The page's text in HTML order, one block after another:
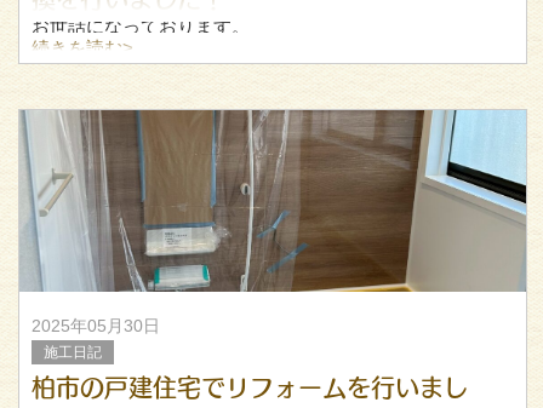
お世話になっております。
グリーン住設の代表、菅谷と申します！
先日松戸市で松戸市でキッチン、洗面化粧台、給湯器交換
を行いましたのでその様子をアップいたします！
今回は施工前（解体前）の写真も何枚か
続きを読む>
2025年05月30日
施工日記
柏市の戸建住宅でリフォームを行いまし